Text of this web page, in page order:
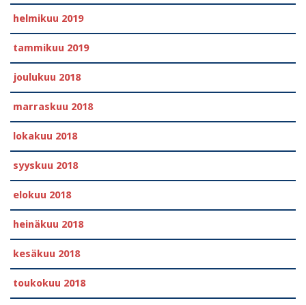
helmikuu 2019
tammikuu 2019
joulukuu 2018
marraskuu 2018
lokakuu 2018
syyskuu 2018
elokuu 2018
heinäkuu 2018
kesäkuu 2018
toukokuu 2018